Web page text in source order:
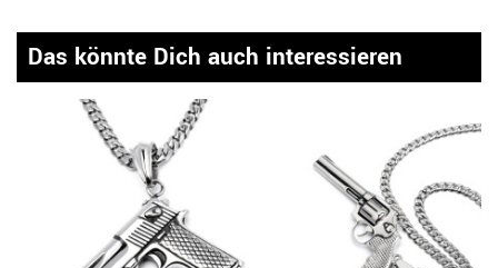
Das könnte Dich auch interessieren